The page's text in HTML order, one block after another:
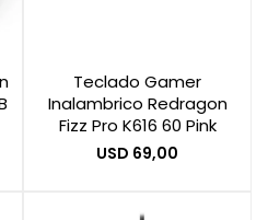
Teclado Gamer
Inalambrico Redragon
Fizz Pro K616 60 Pink
USD 69,00